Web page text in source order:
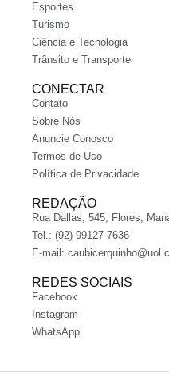
Esportes
Turismo
Ciência e Tecnologia
Trânsito e Transporte
CONECTAR
Contato
Sobre Nós
Anuncie Conosco
Termos de Uso
Política de Privacidade
REDAÇÃO
Rua Dallas, 545, Flores,
Tel.: (92) 99127-7636
E-mail:
REDES SOCIAIS
Facebook
Instagram
WhatsApp